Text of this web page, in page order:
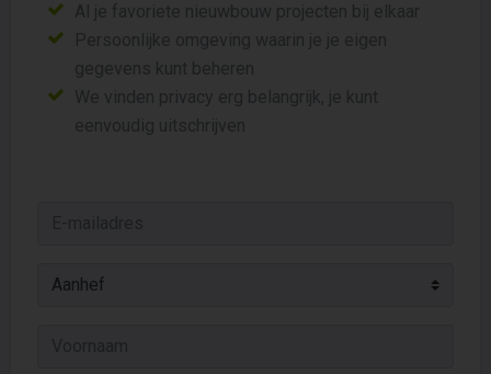
Al je favoriete nieuwbouw projecten bij elkaar
Persoonlijke omgeving waarin je je eigen
gegevens kunt beheren
We vinden privacy erg belangrijk, je kunt
eenvoudig uitschrijven